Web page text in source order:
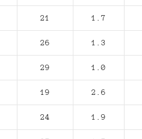
21 1.7
26 1.3
29 1.0
19 2.6
24 1.9